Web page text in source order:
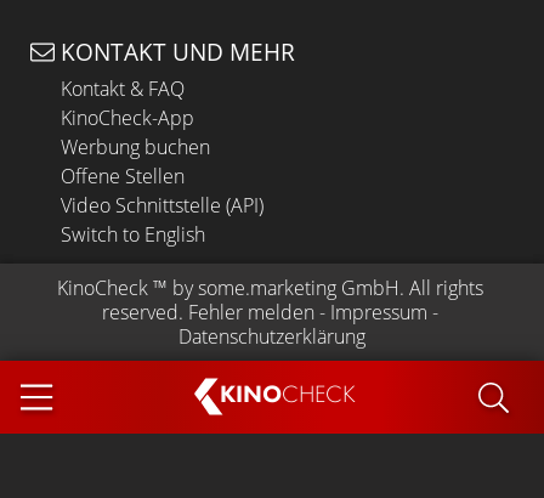
KINOCHECK
KONTAKT UND MEHR
Kontakt & FAQ
KinoCheck-App
Werbung buchen
Offene Stellen
Video Schnittstelle (API)
Switch to English
KinoCheck ™ by some.marketing GmbH. All rights
reserved. Fehler melden - Impressum -
Datenschutzerklärung